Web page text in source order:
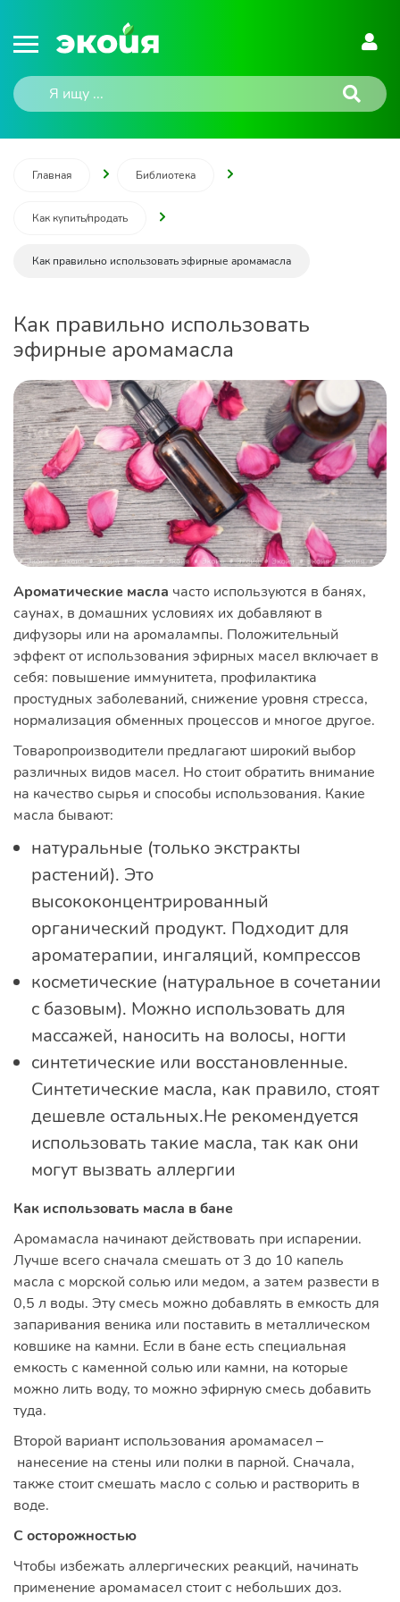
Главная Библиотека
Как купить/продать
Как правильно использовать эфирные аромамасла
Как правильно использовать
эфирные аромамасла
Ароматические масла часто используются в банях,
саунах, в домашних условиях их добавляют в
дифузоры или на аромалампы. Положительный
эффект от использования эфирных масел включает в
себя: повышение иммунитета, профилактика
простудных заболеваний, снижение уровня стресса,
нормализация обменных процессов и многое другое.
Товаропроизводители предлагают широкий выбор
различных видов масел. Но стоит обратить внимание
на качество сырья и способы использования. Какие
масла бывают:
натуральные (только экстракты
растений). Это
высококонцентрированный
органический продукт. Подходит для
ароматерапии, ингаляций, компрессов
косметические (натуральное в сочетании
с базовым). Можно использовать для
массажей, наносить на волосы, ногти
синтетические или восстановленные.
Синтетические масла, как правило, стоят
дешевле остальных.Не рекомендуется
использовать такие масла, так как они
могут вызвать аллергии
Как использовать масла в бане
Аромамасла начинают действовать при испарении.
Лучше всего сначала смешать от 3 до 10 капель
масла с морской солью или медом, а затем развести в
0,5 л воды. Эту смесь можно добавлять в емкость для
запаривания веника или поставить в металлическом
ковшике на камни. Если в бане есть специальная
емкость с каменной солью или камни, на которые
можно лить воду, то можно эфирную смесь добавить
туда.
Второй вариант использования аромамасел –
нанесение на стены или полки в парной. Сначала,
также стоит смешать масло с солью и растворить в
воде.
С осторожностью
Чтобы избежать аллергических реакций, начинать
применение аромамасел стоит с небольших доз.